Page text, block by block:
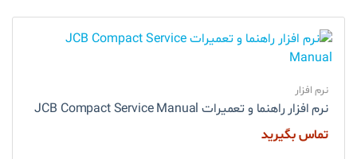
نرم افزار
نرم افزار راهنما و تعمیرات JCB Compact Service Manual
تماس بگیرید